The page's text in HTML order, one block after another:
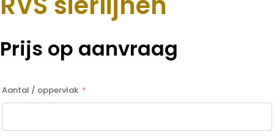
Prijs op aanvraag
Aantal / oppervlak